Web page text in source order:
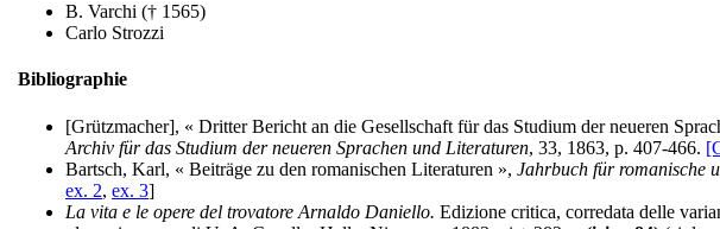
B. Varchi († 1565)
Carlo Strozzi
Bibliographie
[Grützmacher], « Dritter Bericht an die Gesellschaft für das Studium der neueren
Archiv für das Studium der neueren Sprachen und Literaturen, 33, 1863, p. 407-466.
Bartsch, Karl, « Beiträge zu den romanischen Literaturen », Jahrbuch für romanische
ex. 2, ex. 3]
La vita e le opere del trovatore Arnaldo Daniello. Edizione critica, corredata delle